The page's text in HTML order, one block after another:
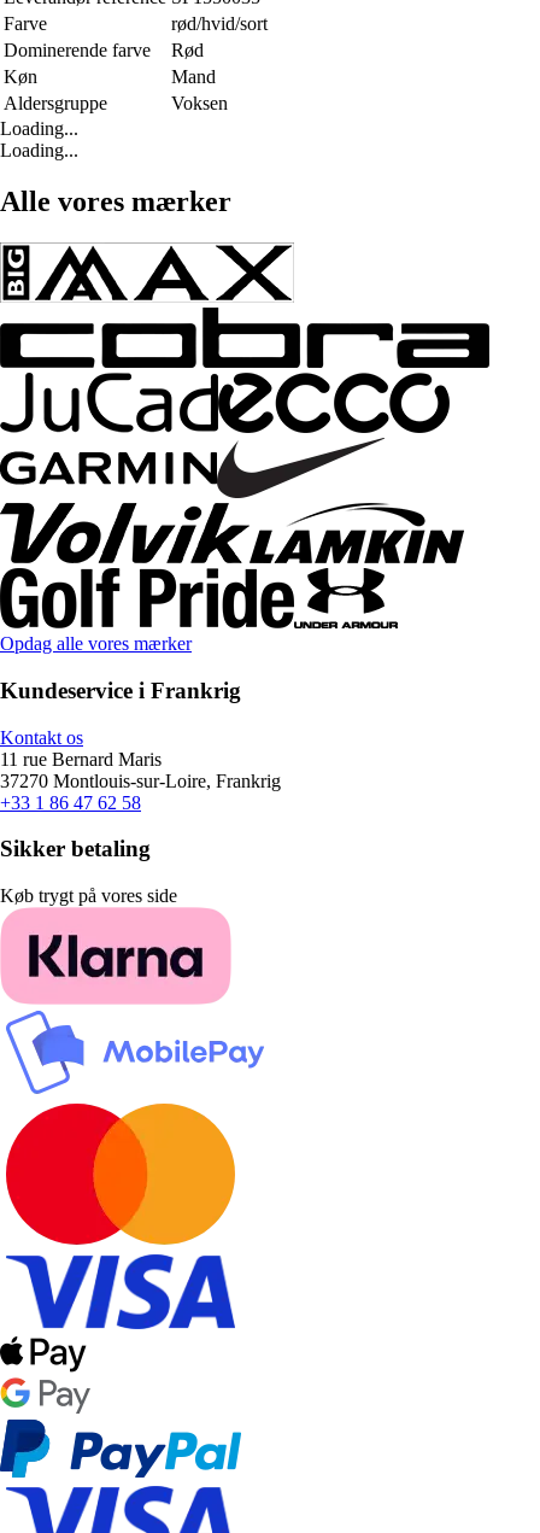
Farve
rød/hvid/sort
Dominerende farve
Rød
Køn
Mand
Aldersgruppe
Voksen
Loading...
Loading...
Alle vores mærker
Opdag alle vores mærker
Kundeservice i Frankrig
Kontakt os
11 rue Bernard Maris
37270 Montlouis-sur-Loire, Frankrig
+33 1 86 47 62 58
Sikker betaling
Køb trygt på vores side